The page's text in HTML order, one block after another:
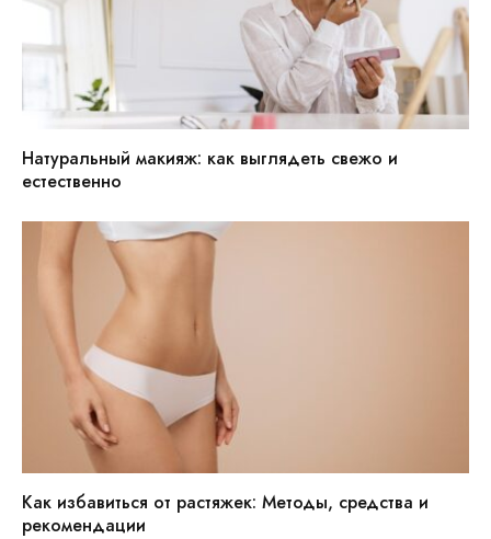
Натуральный макияж: как выглядеть свежо и
естественно
Как избавиться от растяжек: Методы, средства и
рекомендации